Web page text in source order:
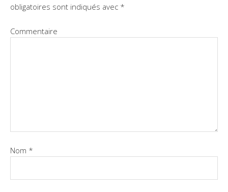
obligatoires sont indiqués avec *
Commentaire
Nom *